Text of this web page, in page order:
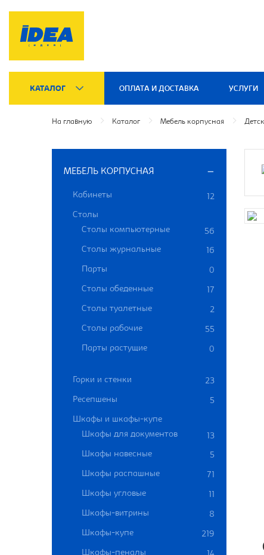
КАТАЛОГ ОПЛАТА И ДОСТАВКА УСЛУГИ
На главную Каталог Мебель корпусная
МЕБЕЛЬ КОРПУСНАЯ
Кабинеты
12
Столы
Столы компьютерные
56
Столы журнальные
16
Парты 0
Столы обеденные 17
Столы туалетные 2
Столы рабочие 55
Парты растущие 0
Горки и стенки 23
Ресепшены 5
Шкафы и шкафы-купе
Шкафы для документов
13
Шкафы навесные
5
Шкафы распашные 71
Шкафы угловые 11
Шкафы-витрины 8
Шкафы-купе 219
Шкафы-пеналы